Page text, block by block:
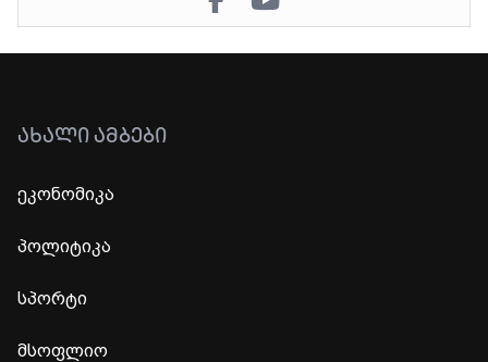
ᲐᲮᲐᲚᲘ ᲐᲛᲑᲔᲑᲘ
ეკონომიკა
პოლიტიკა
სპორტი
მსოფლიო